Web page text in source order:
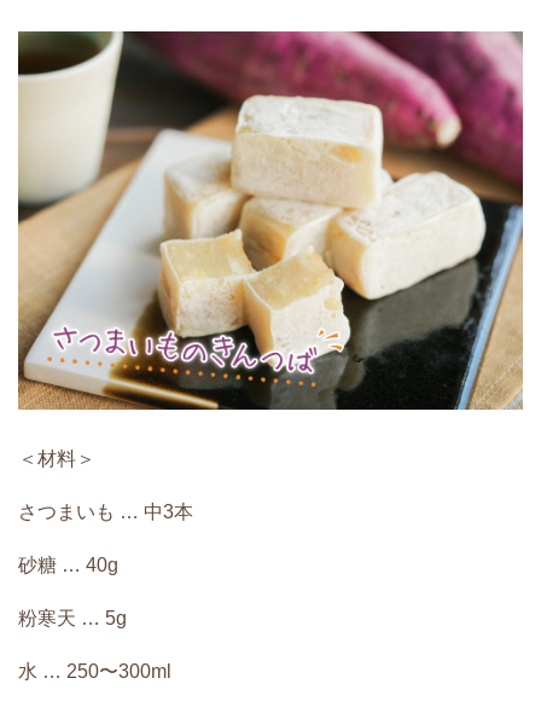
＜材料＞
さつまいも … 中3本
砂糖 … 40g
粉寒天 … 5g
水 … 250〜300ml